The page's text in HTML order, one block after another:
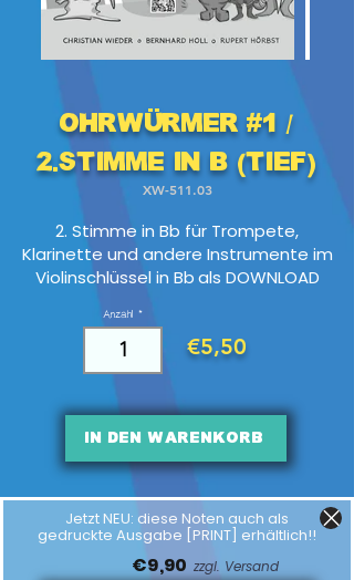
Ohrwürmer #1 /
2.Stimme in B (tief)
XW-511.03
2. Stimme in Bb für Trompete,
Klarinette und andere Instrumente im
Violinschlüssel in Bbals DOWNLOAD
Anzahl
€5,50
In den Warenkorb
Jetzt NEU: diese Noten auch als
gedruckte Ausgabe [PRINT] erhältlich!!
€9,90 zzgl. Versand